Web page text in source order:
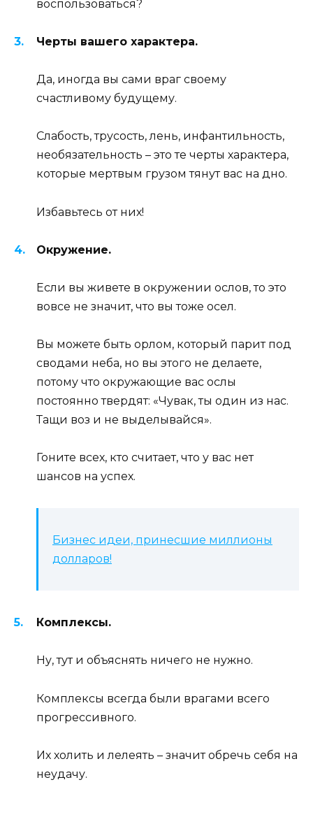
воспользоваться?
Черты вашего характера.
Да, иногда вы сами враг своему
счастливому будущему.
Слабость, трусость, лень, инфантильность,
необязательность – это те черты характера,
которые мертвым грузом тянут вас на дно.
Избавьтесь от них!
Окружение.
Если вы живете в окружении ослов, то это
вовсе не значит, что вы тоже осел.
Вы можете быть орлом, который парит под
сводами неба, но вы этого не делаете,
потому что окружающие вас ослы
постоянно твердят: «Чувак, ты один из нас.
Тащи воз и не выделывайся».
Гоните всех, кто считает, что у вас нет
шансов на успех.
Бизнес идеи, принесшие миллионы
долларов!
Комплексы.
Ну, тут и объяснять ничего не нужно.
Комплексы всегда были врагами всего
прогрессивного.
Их холить и лелеять – значит обречь себя на
неудачу.